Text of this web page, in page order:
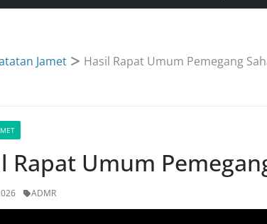
Jamet Hasil Rapat Umum Pemegang
Rapat Umum
ADMR